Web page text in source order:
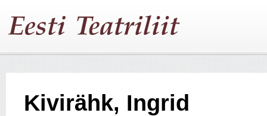
Kivirähk, Ingrid